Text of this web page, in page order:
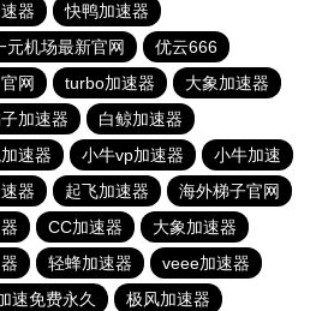
器
快鸭加速器
元机场最新官网
优云666
网 turbo加速器
大象加速器
加速器
白鲸加速器
速器 小牛vp加速器
小牛加速
器 起飞加速器
海外梯子官网
CC加速器
大象加速器
轻蜂加速器
veee加速器
速免费永久
极风加速器